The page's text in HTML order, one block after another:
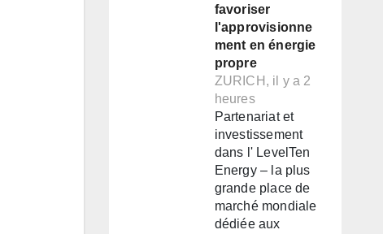
favoriser
l'approvisionne
ment en énergie
propre
ZURICH, il y a 2
heures
Partenariat et
investissement
dans l' LevelTen
Energy – la plus
grande place de
marché mondiale
dédiée aux